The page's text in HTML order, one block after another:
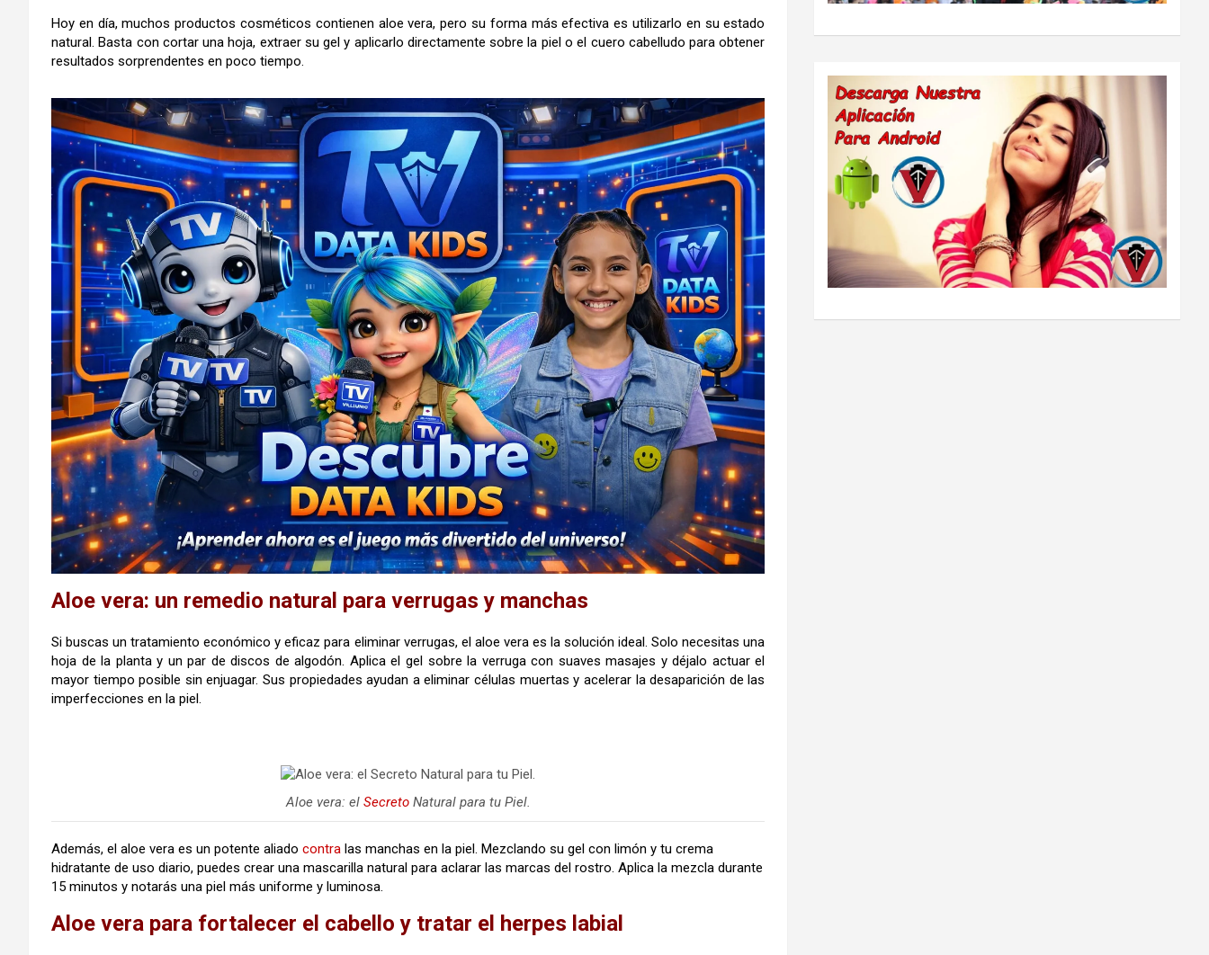
Hoy en día, muchos productos cosméticos contienen aloe vera, pero su forma más efectiva es utilizarlo en su estado
natural. Basta con cortar una hoja, extraer su gel y aplicarlo directamente sobre la piel o el cuero cabelludo para obtener
resultados sorprendentes en poco tiempo.
Aloe vera: un remedio natural para verrugas y manchas
Si buscas un tratamiento económico y eficaz para eliminar verrugas, el aloe vera es la solución ideal. Solo necesitas una
hoja de la planta y un par de discos de algodón. Aplica el gel sobre la verruga con suaves masajes y déjalo actuar el
mayor tiempo posible sin enjuagar. Sus propiedades ayudan a eliminar células muertas y acelerar la desaparición de las
imperfecciones en la piel.
Aloe vera: el SecretoNatural para tu Piel.
Además, el aloe vera es un potente aliado contra las manchas en la piel. Mezclando su gel con limón y tu crema
hidratante de uso diario, puedes crear una mascarilla natural para aclarar las marcas del rostro. Aplica la mezcla durante
15 minutos y notarás una piel más uniforme y luminosa.
Aloe vera para fortalecer el cabello y tratar el herpes labial